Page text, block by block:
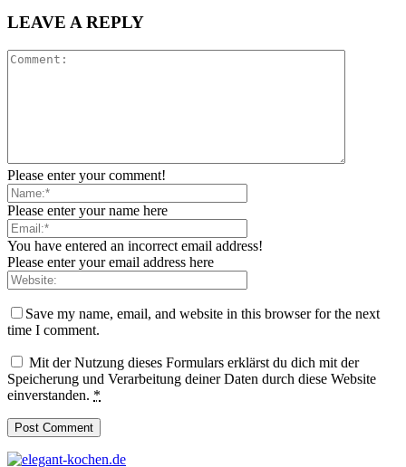
LEAVE A REPLY
Please enter your comment!
Please enter your name here
You have entered an incorrect email address!
Please enter your email address here
Save my name, email, and website in this browser for the next
time I comment.
Mit der Nutzung dieses Formulars erklärst du dich mit der
Speicherung und Verarbeitung deiner Daten durch diese Website
einverstanden. *